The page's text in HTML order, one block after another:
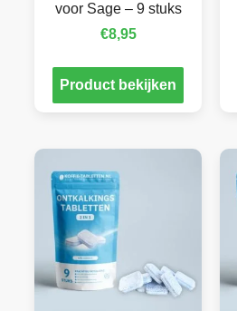
voor Sage – 9 stuks
€8,95
Product bekijken